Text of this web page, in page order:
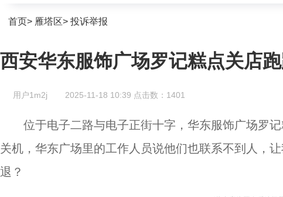
首页> 雁塔区> 投诉举报
西安华东服饰广场罗记糕点关店
用户1m2j 2025-11-18 10:39 点击数： 1401
位于电子二路与电子正街十字，华东服饰广场罗
关机，华东广场里的工作人员说他们也联系不到人，
退？